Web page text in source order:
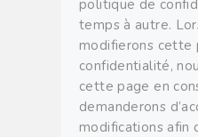
politique de
temps à autre.
modifierons cette
confidentialité,
cette page en
demanderons
modifications afin